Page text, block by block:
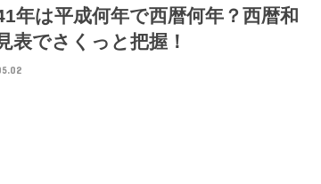
年は平成何年で西暦何年？西暦和
表でさくっと把握！